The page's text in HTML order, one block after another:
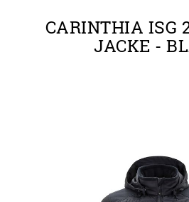
CARINTHIA ISG
JACKE -